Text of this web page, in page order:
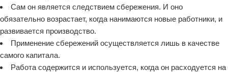
Сам он является следствием сбережения. И оно
обязательно возрастает, когда нанимаются новые работники, и
развивается производство.
Применение сбережений осуществляется лишь в качестве
самого капитала.
Работа содержится и используется, когда он расходуется на